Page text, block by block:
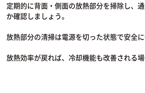
定期的に背面・側面の放熱部分を掃除し、
か確認しましょう。
放熱部分の清掃は電源を切った状態で安全に
放熱効率が戻れば、冷却機能も改善される場